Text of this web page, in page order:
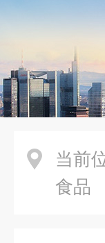
当前
食品